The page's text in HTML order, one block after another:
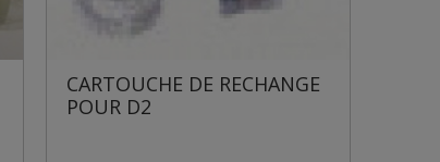
CARTOUCHE DE RECHANGE
POUR D2